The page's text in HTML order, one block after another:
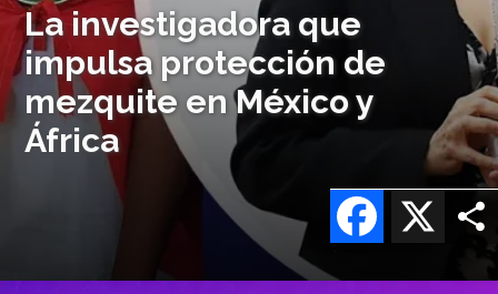
La investigadora que
impulsa protección de
mezquite en México y
África
X
Facebook